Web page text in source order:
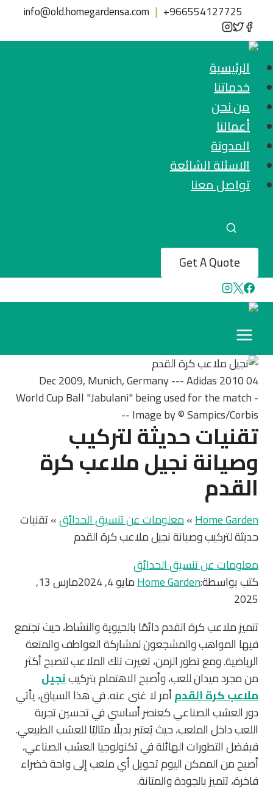
المحتوى
966554127725
+
|
info@old.homegardensa.com
الرئيسية
خدماتنا
من نحن
أعمالنا
المدونة
الاسئلة الشائعة
تواصل معنا
Get A Quote
04 Dec 2009, Munich, Germany --- Adidas 2010
World Cup Ball "Jabulani" being used for the match -
-- Image by © Sampics/Corbis
تقنيات حديثة لتركيب
وصيانة نجيل ملاعب كرة
القدم
Home Garden
»معلومات عن تنسيق الحدائق»تقنيات
حديثة لتركيب وصيانة نجيل ملاعب كرة القدم
معلومات عن تنسيق الحدائق
كتب بواسطة:Home Gardenمايو 4, 2024
مارس 13,
2025
تتميز ملاعب كرة القدم دائمًا بالحيوية والنشاط، حيث تجتمع
فيها المواهب والمشجعون لمشاركة العواطف والمتعة
الرياضية. ومع تطور الزمن، تغيرت تلك الملاعب لتصبح أكثر
من مجرد ميدان للعب، وأصبح الاهتمام بتركيبنجيل
ملاعب كرة القدمأمر لا غنى عنه. في هذا السياق، يأتي
دور العشب الصناعي كعنصر أساسي في تحسين تجربة
اللعب داخل الملعب، حيث يُعتبر بديلًا مثاليًا للعشب الطبيعي.
فبفضل التطورات الهائلة في تكنولوجيا العشب الصناعي،
أصبح من الممكن اليوم تحويل أي ملعب إلى واحة خضراء
فاخرة، تتميز بالجودة والمتانة.